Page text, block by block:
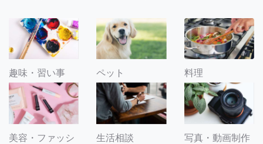
趣味・習い事 ペット 料理
美容・ファッシ
生活相談 写真・動画制作